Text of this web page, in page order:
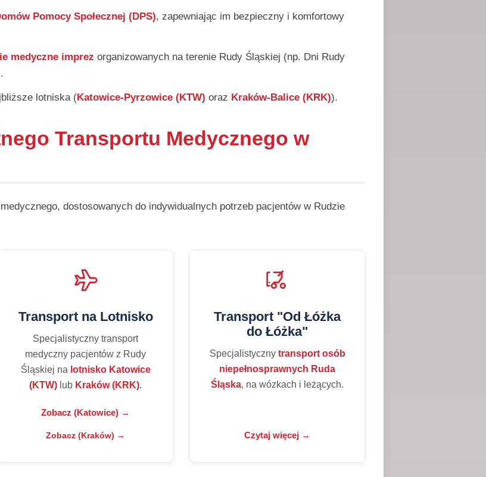
Pomocy Społecznej (DPS), zapewniając im bezpieczny i komfortowy
medyczne imprez organizowanych na terenie Rudy Śląskiej (np. Dni Rudy
lotniska (Katowice-Pyrzowice (KTW) oraz Kraków-Balice (KRK)).
Transportu Medycznego w
dostosowanych do indywidualnych potrzeb pacjentów w Rudzie
Transport na Lotnisko
Specjalistyczny transport
medyczny pacjentów z Rudy
Śląskiej na lotnisko Katowice
(KTW) lub Kraków (KRK).
Zobacz (Katowice) →
Zobacz (Kraków) →
Transport "Od Łóżka
do Łóżka"
Specjalistyczny transport osób
niepełnosprawnych Ruda
Śląska, na wózkach i leżących.
Czytaj więcej →